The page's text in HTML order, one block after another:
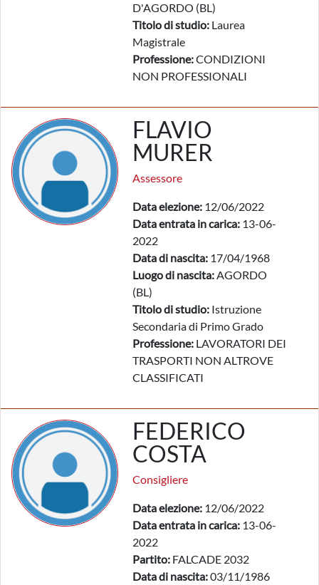
D'AGORDO (BL)
Titolo di studio: Laurea
Magistrale
Professione:CONDIZIONI
NON PROFESSIONALI
FLAVIO
MURER
Assessore
Data elezione: 12/06/2022
Data entrata in carica: 13-06-
2022
Data di nascita: 17/04/1968
Luogo di nascita:AGORDO
(BL)
Titolo di studio: Istruzione
Secondaria di Primo Grado
Professione: LAVORATORI DEI
TRASPORTI NON ALTROVE
CLASSIFICATI
FEDERICO
COSTA
Consigliere
Data elezione: 12/06/2022
Data entrata in carica: 13-06-
2022
Partito: FALCADE 2032
Data di nascita:03/11/1986